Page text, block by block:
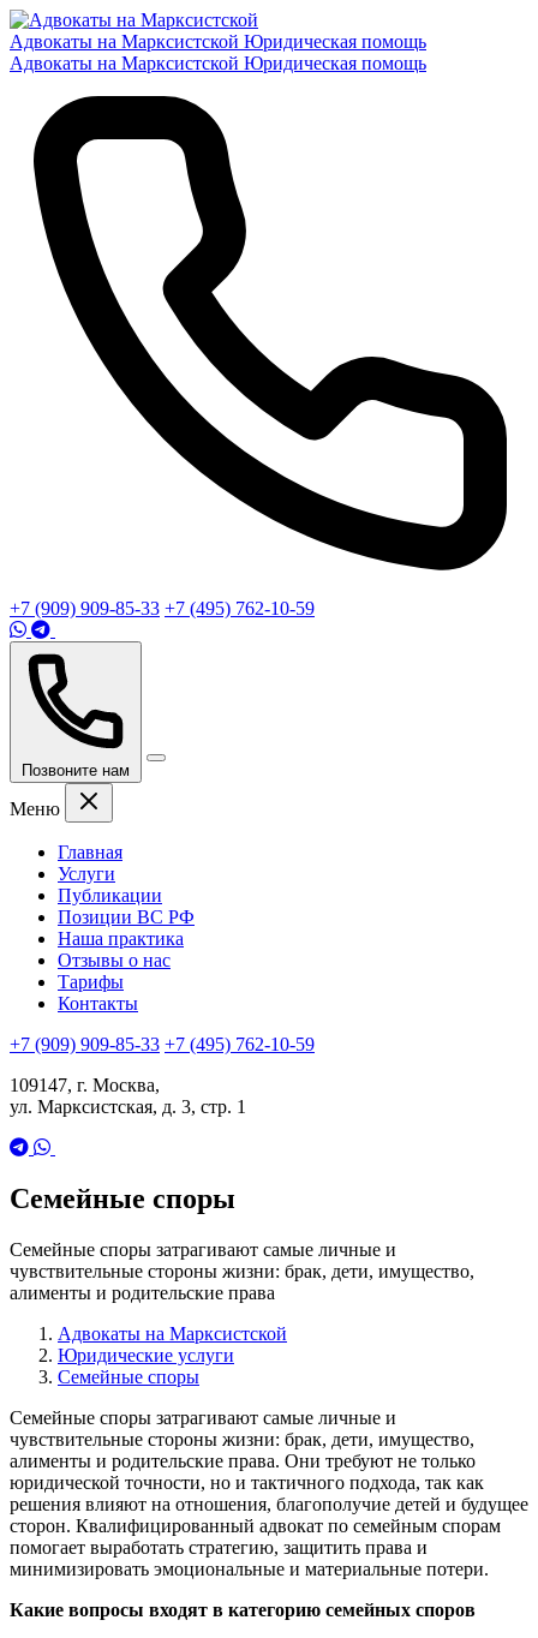
Адвокаты на Марксистской Юридическая помощь
Адвокаты на Марксистской Юридическая помощь
+7 (909) 909-85-33 +7 (495) 762-10-59
Позвоните нам
Меню
Главная
Услуги
Публикации
Позиции ВС РФ
Наша практика
Отзывы о нас
Тарифы
Контакты
+7 (909) 909-85-33 +7 (495) 762-10-59
109147, г. Москва,
ул. Марксистская, д. 3, стр. 1
Семейные споры
Семейные споры затрагивают самые личные и
чувствительные стороны жизни: брак, дети, имущество,
алименты и родительские права
Адвокаты на Марксистской
Юридические услуги
Семейные споры
Семейные споры затрагивают самые личные и
чувствительные стороны жизни: брак, дети, имущество,
алименты и родительские права. Они требуют не только
юридической точности, но и тактичного подхода, так как
решения влияют на отношения, благополучие детей и будущее
сторон. Квалифицированный адвокат по семейным спорам
помогает выработать стратегию, защитить права и
минимизировать эмоциональные и материальные потери.
Какие вопросы входят в категорию семейных споров